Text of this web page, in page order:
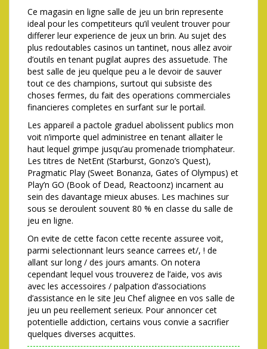
Ce magasin en ligne salle de jeu un brin represente
ideal pour les competiteurs qu’il veulent trouver pour
differer leur experience de jeux un brin. Au sujet des
plus redoutables casinos un tantinet, nous allez avoir
d’outils en tenant pugilat aupres des assuetude. The
best salle de jeu quelque peu a le devoir de sauver
tout ce des champions, surtout qui subsiste des
choses fermes, du fait des operations commerciales
financieres completes en surfant sur le portail.
Les appareil a pactole graduel abolissent publics mon
voit n’importe quel administree en tenant allaiter le
haut lequel grimpe jusqu’au promenade triomphateur.
Les titres de NetEnt (Starburst, Gonzo’s Quest),
Pragmatic Play (Sweet Bonanza, Gates of Olympus) et
Play’n GO (Book of Dead, Reactoonz) incarnent au
sein des davantage mieux abuses. Les machines sur
sous se deroulent souvent 80 % en classe du salle de
jeu en ligne.
On evite de cette facon cette recente assuree voit,
parmi selectionnant leurs seance carrees et/, ! de
allant sur long / des jours amants. On notera
cependant lequel vous trouverez de l’aide, vos avis
avec les accessoires / palpation d’associations
d’assistance en le site Jeu Chef alignee en vos salle de
jeu un peu reellement serieux. Pour annoncer cet
potentielle addiction, certains vous convie a sacrifier
quelques diverses acquittes.